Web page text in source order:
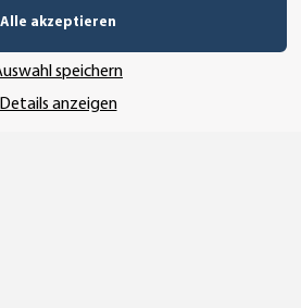
Alle akzeptieren
speichern
Details anzeigen